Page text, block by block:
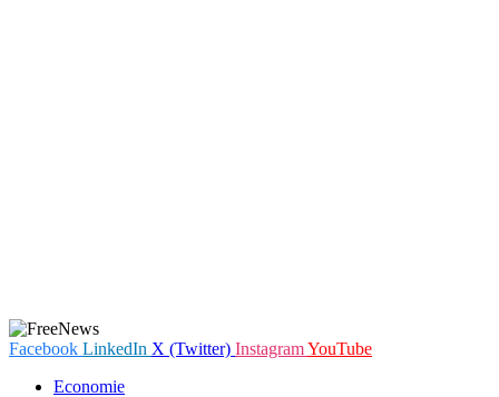
Facebook LinkedIn X (Twitter) InstagramYouTube
Economie